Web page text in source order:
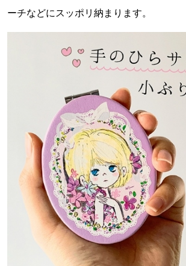
ーチなどにスッポリ納まります。